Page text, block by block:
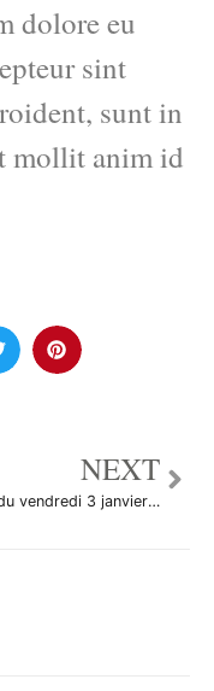
dolore eu
sint
sunt in
mollit anim id
NEXT
L’édito du vendredi 3 janvier 2014